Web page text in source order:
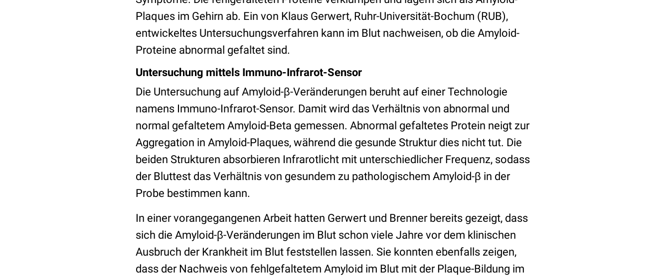
Plaques im Gehirn ab. Ein von Klaus Gerwert, Ruhr-Universität-Bochum (RUB),
entwickeltes Untersuchungsverfahren kann im Blut nachweisen, ob die Amyloid-
Proteine abnormal gefaltet sind.
Untersuchung mittels Immuno-Infrarot-Sensor
Die Untersuchung auf Amyloid-β-Veränderungen beruht auf einer Technologie
namens Immuno-Infrarot-Sensor. Damit wird das Verhältnis von abnormal und
normal gefaltetem Amyloid-Beta gemessen. Abnormal gefaltetes Protein neigt zur
Aggregation in Amyloid-Plaques, während die gesunde Struktur dies nicht tut. Die
beiden Strukturen absorbieren Infrarotlicht mit unterschiedlicher Frequenz, sodass
der Bluttest das Verhältnis von gesundem zu pathologischem Amyloid-β in der
Probe bestimmen kann.
In einer vorangegangenen Arbeit hatten Gerwert und Brenner bereits gezeigt, dass
sich die Amyloid-β-Veränderungen im Blut schon viele Jahre vor dem klinischen
Ausbruch der Krankheit im Blut feststellen lassen. Sie konnten ebenfalls zeigen,
dass der Nachweis von fehlgefaltetem Amyloid im Blut mit der Plaque-Bildung im